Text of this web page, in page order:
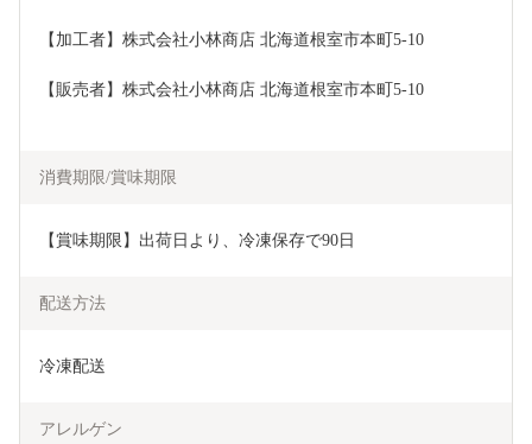
【加工者】株式会社小林商店 北海道根室市本町5-10
【販売者】株式会社小林商店 北海道根室市本町5-10
消費期限/賞味期限
【賞味期限】出荷日より、冷凍保存で90日
配送方法
冷凍配送
アレルゲン